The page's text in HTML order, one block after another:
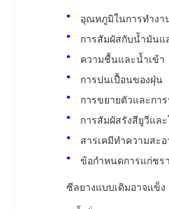
อุณหภูมิในการทำงา
การสัมผัสกับน้ำมันแ
ความชื้นและน้ำเข้า
การปนเปื้อนของฝุ่น
การขยายตัวและกา
การสัมผัสรังสียูวีแล
สารเคมีทำความสะอ
ข้อกำหนดการแก่ชร
ซีลยางแบบเดิมอาจแข็